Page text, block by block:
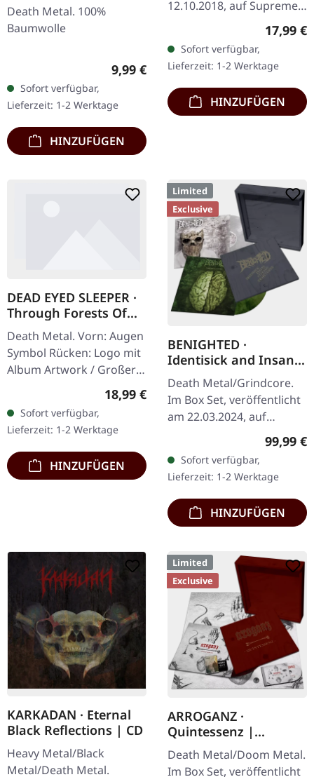
Death Metal. 100%
Baumwolle
Regulärer Preis:
9,99 €
Sofort verfügbar,
Lieferzeit: 1-2 Werktage
HINZUFÜGEN
12.10.2018, auf Supreme
Transparent rot mit
schwarz marmoriert und
Erzketzer Patch, limitiert
auf 100…
17,99 €
Sofort verfügbar,
Lieferzeit: 1-2 Werktage
HINZUFÜGEN
DEAD EYED SLEEPER ·
Through Forests Of
Nonentities Bug Zip |
HSW ZIP L
Death Metal. Vorn: Augen
Symbol Rücken: Logo mit
Album Artwork / Großer
stilisierter Käfer 80%
Baumwolle, 20% Polyester
Regulärer Preis:
18,99 €
Sofort verfügbar,
Lieferzeit: 1-2 Werktage
HINZUFÜGEN
Limited
Exclusive
BENIGHTED ·
Identisick and Insane
Cephalic Production |
INSANE WOODEN
BOXSET
Death Metal/Grindcore.
Im Box Set, veröffentlicht
am 22.03.2024, auf
Supreme Chaos Records.
Schwere graue Holzbox
mit den Alben 'Identisick'
und…
99,99 €
Sofort verfügbar,
Lieferzeit: 1-2 Werktage
HINZUFÜGEN
KARKADAN · Eternal
Black Reflections | CD
Heavy Metal/Black
Metal/Death Metal.
Limited
Exclusive
ARROGANZ ·
Quintessenz |
WOODEN BOX SET
Death Metal/Doom Metal.
Im Box Set, veröffentlicht